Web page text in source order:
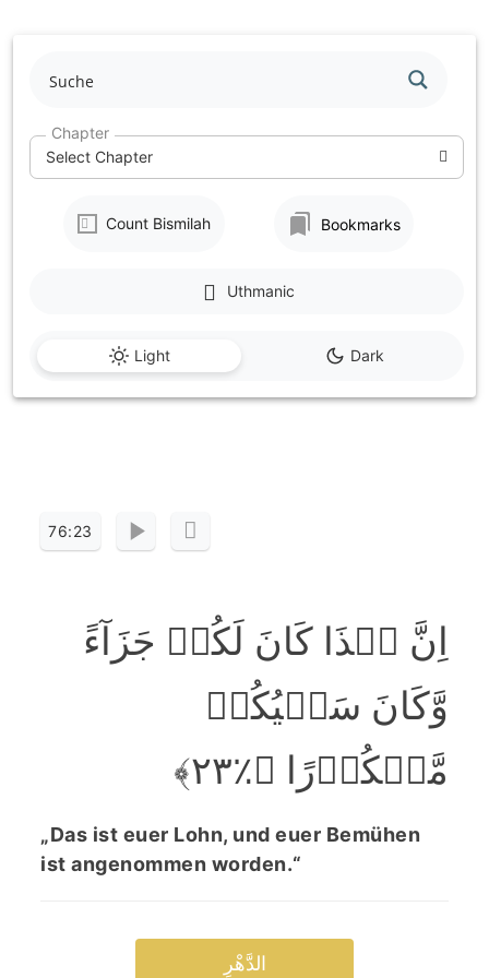
to
content
Chapter
Select Chapter
Count Bismilah Bookmarks
Light Dark
Uthmanic
76:23
اِنَّ ہٰذَا کَانَ لَکُمۡ جَزَآءً
وَّکَانَ سَعۡیُکُمۡ
مَّشۡکُوۡرًا ﴿٪۲۳﴾
„Das ist euer Lohn, und euer Bemühen
ist angenommen worden.“
الدَّھْرِ